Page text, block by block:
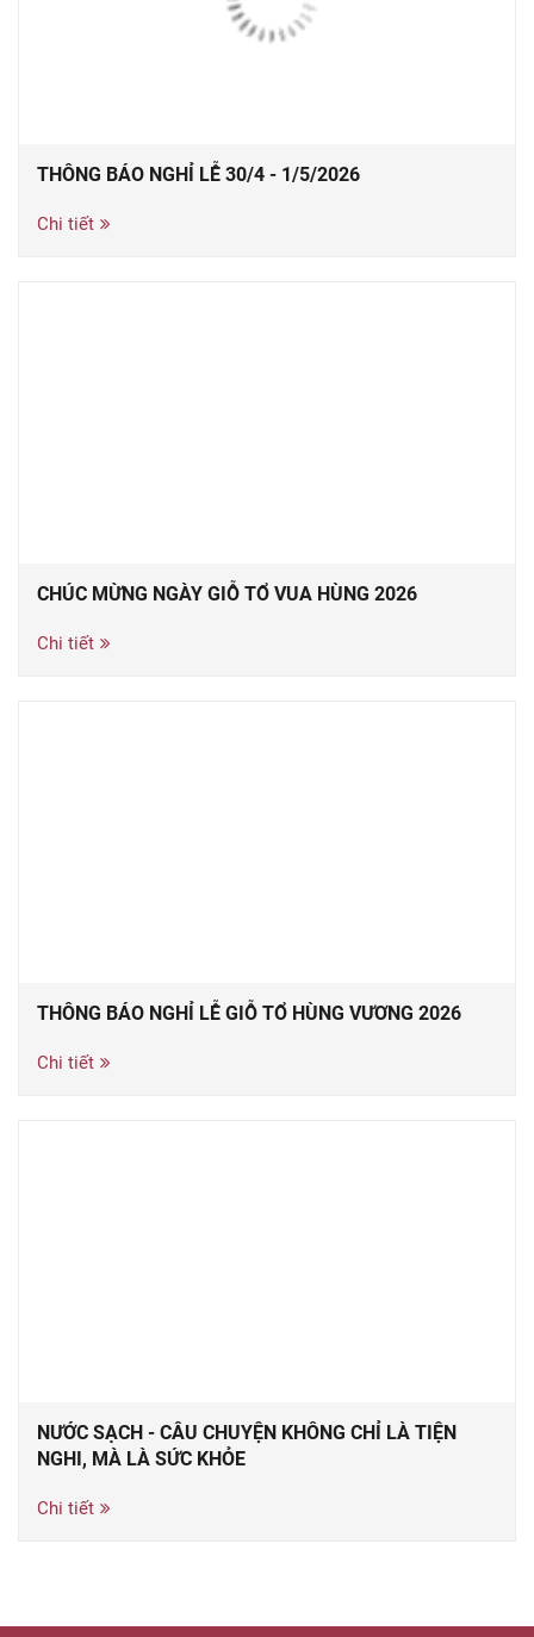
THÔNG BÁO NGHỈ LỄ 30/4 - 1/5/2026
Chi tiết
CHÚC MỪNG NGÀY GIỖ TỔ VUA HÙNG 2026
Chi tiết
THÔNG BÁO NGHỈ LỄ GIỖ TỔ HÙNG VƯƠNG 2026
Chi tiết
NƯỚC SẠCH - CÂU CHUYỆN KHÔNG CHỈ LÀ TIỆN
NGHI, MÀ LÀ SỨC KHỎE
Chi tiết